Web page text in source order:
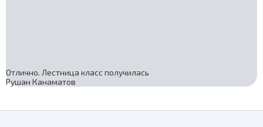
Отлично. Лестница класс получилась
Рушан Канаматов